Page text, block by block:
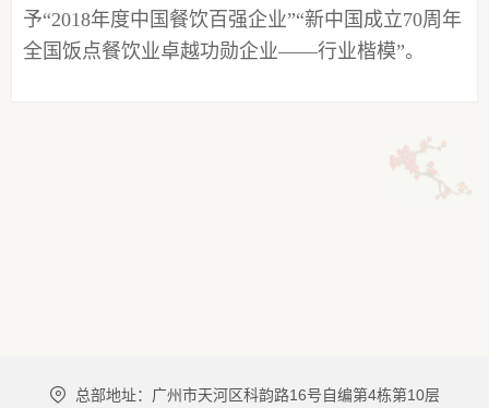
予“2018年度中国餐饮百强企业”“新中国成立70周年
全国饭点餐饮业卓越功勋企业——行业楷模”。
总部地址：广州市天河区科韵路16号自编第4栋第10层